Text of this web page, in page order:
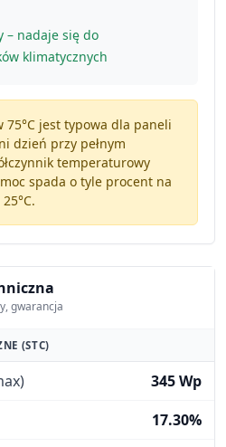
– nadaje się do
klimatycznych
jest typowa dla paneli
dzień przy pełnym
temperaturowy
spada o tyle procent na
gwarancja
(STC)
345 Wp
17.30%